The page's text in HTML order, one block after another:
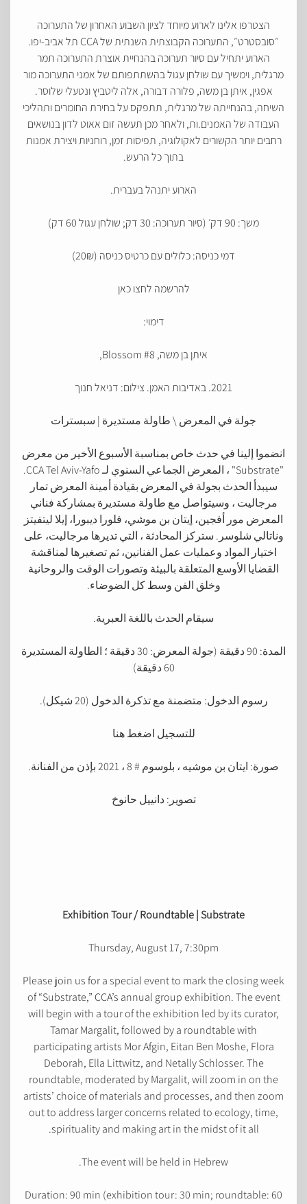
הצטרפו אלינו לארוע מיוחד לציון השבוע האחרון של התערוכה
״סובסטרט״, התערוכה הקבוצתית השנתית של CCA תל אביב-יפו.
הארוע יתחיל עם סיור תערוכה בהנחיית אוצרת התערוכה תמר
מרגלית, וימשיך עם שולחן עגול בהשתתפותם של אמני התערוכה מור
אפגין, איתן בן משה, פלורה דבורה, אלה ליטביץ ונטעלי שלוסר.
השיחה, בהנחייתה של מרגלית, תתפקס על בחירת החומרים ותהליכי
העבודה של האמנים.ות, ולאחר מכן תעשה זום אאוט לדון בנושאים
רחבים יותר הקשורים לאקולוגיה, תפיסות זמן, רוחניות ויצירת אמנות
בתוך כל הרעש.
הארוע יתנהל בעברית.
משך: 90 דק׳ (סיור תערוכה: 30 דק; שולחן עגול 60 דק)
דמי כניסה: כלולים עם כרטיס כניסה (20₪)
להרשמה לחצו כאן
דימוי:
איתן בן משה, Blossom #8,
2021. באדיבות האמן. צילום: דניאל חנוך
جولة في المعرض \ طاولة مستديرة | سبسترات
انضموا إلينا في حدث خاص بمناسبة الأسبوع الأخير من معرض
"Substrate" ، المعرض الجماعي السنوي لـ CCA Tel Aviv-Yafo.
سيبدأ الحدث بجولة في المعرض بقيادة أمينة المعرض تمار
مرجاليت ، وسيتواصل مع طاولة مستديرة بمشاركة فناني
المعرض مور أفجين، إيتان بن موشي، فلورا ديبورا، إيلا ليتفيتز
وناتالي شلوسر. ستركز المحادثة ، التي تديرها مرجاليت، على
اختيار المواد وعمليات عمل الفنانين، ثم تصغيرها لمناقشة
القضايا الأوسع المتعلقة بالبيئة وتصورات الوقت والروحانية
وخلق الفن وسط كل الضوضاء.
سيقام الحدث باللغة العبرية.
المدة: 90 دقيقة (جولة المعرض: 30 دقيقة ؛ الطاولة المستديرة
60 دقيقة)
رسوم الدخول: متضمنة مع تذكرة الدخول (20 شيكل).
للتسجيل اضغط هنا
صورة: ايتان بن موشيه ، بلوسوم # 8 ، 2021 بإذن من الفنانة.
تصوير: دانييل حانوخ
Exhibition Tour / Roundtable | Substrate
Thursday, August 17, 7:30pm
Please join us for a special event to mark the closing week
of “Substrate,” CCA’s annual group exhibition. The event
will begin with a tour of the exhibition led by its curator,
Tamar Margalit, followed by a roundtable with
participating artists Mor Afgin, Eitan Ben Moshe, Flora
Deborah, Ella Littwitz, and Netally Schlosser. The
roundtable, moderated by Margalit, will zoom in on the
artists’ choice of materials and processes, and then zoom
out to address larger concerns related to ecology, time,
spirituality and making art in the midst of it all.
The event will be held in Hebrew.
Duration: 90 min (exhibition tour: 30 min; roundtable: 60